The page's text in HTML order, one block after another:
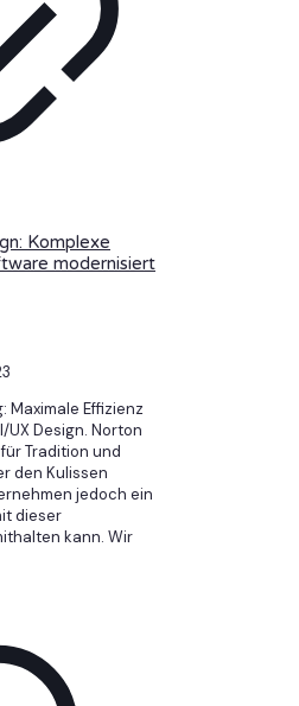
Komplexe
modernisiert
Maximale Effizienz
Design. Norton
Tradition und
den Kulissen
jedoch ein
dieser
kann. Wir